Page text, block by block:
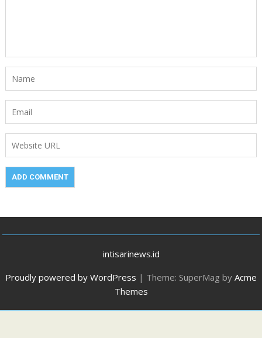
intisarinews.id
Proudly powered by WordPress | Theme: SuperMag by Acme
Themes